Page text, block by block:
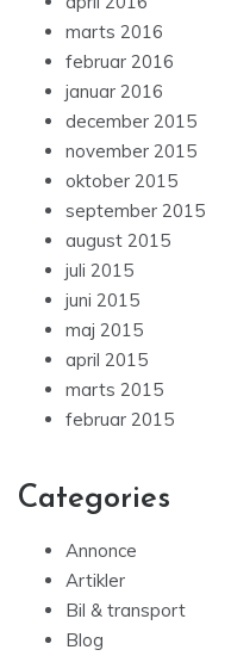
marts 2016
februar 2016
januar 2016
december 2015
november 2015
oktober 2015
september 2015
august 2015
juli 2015
juni 2015
maj 2015
april 2015
marts 2015
februar 2015
Categories
Annonce
Artikler
Bil & transport
Blog